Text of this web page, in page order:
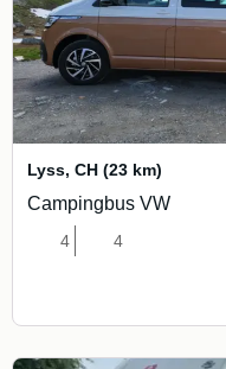
Lyss, CH (23 km)
Campingbus VW
4 4